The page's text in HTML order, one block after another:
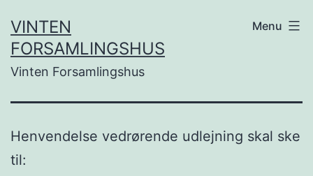
to
content
VINTEN
FORSAMLINGSHUS
Vinten Forsamlingshus
Menu
Henvendelse vedrørende udlejning skal ske
til: